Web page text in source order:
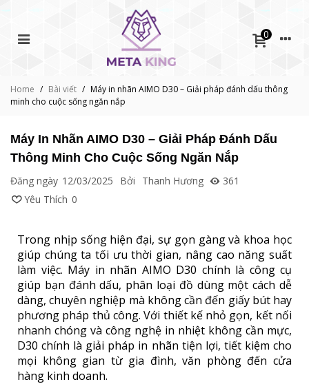
0
Home / Bài viết / Máy in nhãn AIMO D30 – Giải pháp đánh dấu thông
minh cho cuộc sống ngăn nắp
Máy In Nhãn AIMO D30 – Giải Pháp Đánh Dấu
Thông Minh Cho Cuộc Sống Ngăn Nắp
Đăng ngày 12/03/2025 Bởi Thanh Hương
361
Yêu Thích 0
Trong nhịp sống hiện đại, sự gọn gàng và khoa học
giúp chúng ta tối ưu thời gian, nâng cao năng suất
làm việc. Máy in nhãn AIMO D30 chính là công cụ
giúp bạn đánh dấu, phân loại đồ dùng một cách dễ
dàng, chuyên nghiệp mà không cần đến giấy bút hay
phương pháp thủ công. Với thiết kế nhỏ gọn, kết nối
nhanh chóng và công nghệ in nhiệt không cần mực,
D30 chính là giải pháp in nhãn tiện lợi, tiết kiệm cho
mọi không gian từ gia đình, văn phòng đến cửa
hàng kinh doanh.